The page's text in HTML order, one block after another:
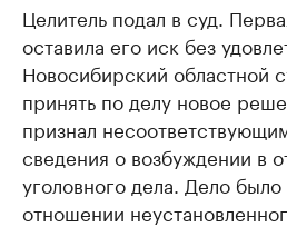
Целитель подал в суд.
оставила его иск без
Новосибирский областной
принять по делу новое
признал
сведения о возбуждении в
уголовного дела. Дело
отношении